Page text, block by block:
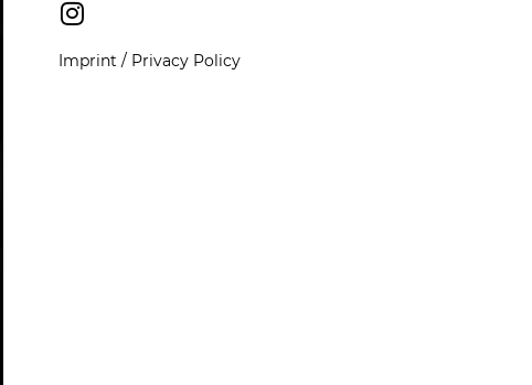
Imprint / Privacy Policy